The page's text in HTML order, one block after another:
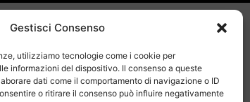
Gestisci Consenso
utilizziamo tecnologie come i cookie per
informazioni del dispositivo. Il consenso a queste
dati come il comportamento di navigazione o ID
o ritirare il consenso può influire negativamente